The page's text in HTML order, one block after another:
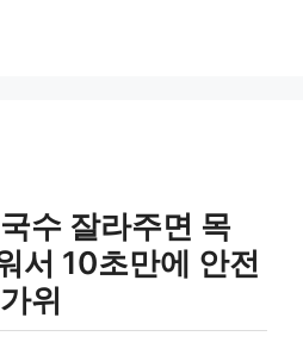
수 잘라주면 목
서 10초만에 안전
위